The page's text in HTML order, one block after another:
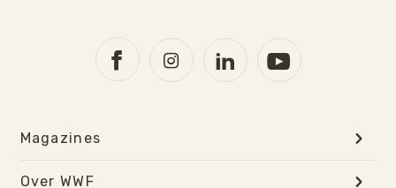
Magazines
Over WWF